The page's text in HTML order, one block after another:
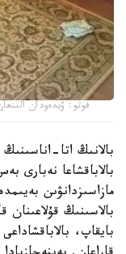
فوتو: ۆيدەودان
بالانىڭ اتا-
بالاباقشاعا نەبارى
مازاسىزدانۋىن
بالاسىنىڭ
بايقاپ،